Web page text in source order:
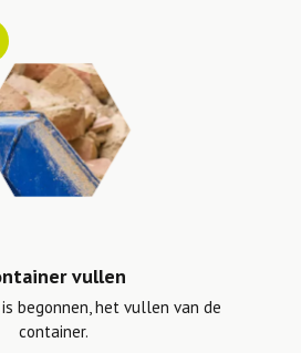
vullen
begonnen, het vullen van de
container.